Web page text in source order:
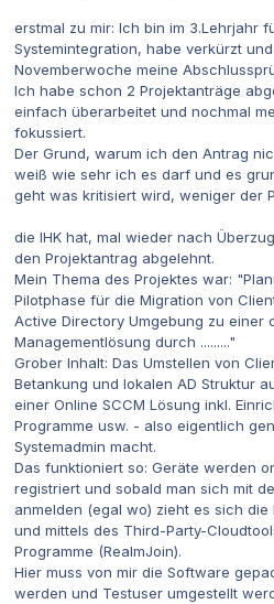
erstmal zu mir: Ich bin im 3.Lehrjahr
Systemintegration, habe verkürzt
Novemberwoche meine
Ich habe schon 2 Projektanträge
einfach überarbeitet und nochmal
fokussiert.
Der Grund, warum ich den Antrag
weiß wie sehr ich es darf und es
geht was kritisiert wird, weniger der
die IHK hat, mal wieder nach
den Projektantrag abgelehnt.
Mein Thema des Projektes war:
Pilotphase für die Migration von
Active Directory Umgebung zu einer
Managementlösung durch ........."
Grober Inhalt: Das Umstellen von
Betankung und lokalen AD Struktur
einer Online SCCM Lösung inkl.
Programme usw. - also eigentlich
Systemadmin macht.
Das funktioniert so: Geräte werden
registriert und sobald man sich mit
anmelden (egal wo) zieht es sich
und mittels des Third-Party-
Programme (RealmJoin).
Hier muss von mir die Software
werden und Testuser umgestellt